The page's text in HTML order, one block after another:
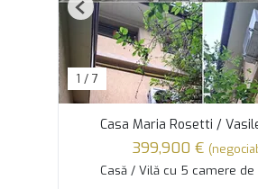
1 / 7
Previous
Casa Maria Rosetti /
399,900 €
Casă / Vilă cu 5 camere de